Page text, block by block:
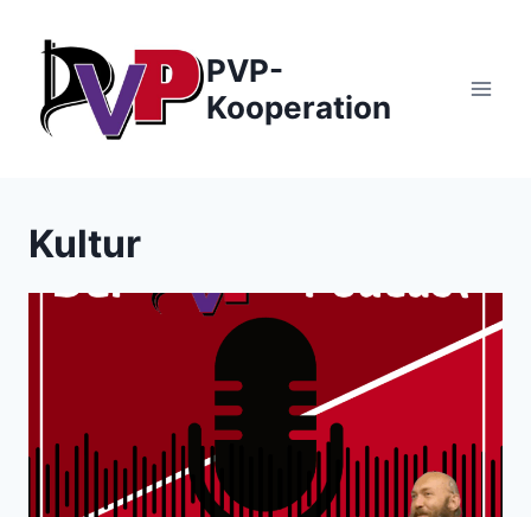
Inhalt
springen
PVP-
Kooperation
Kultur